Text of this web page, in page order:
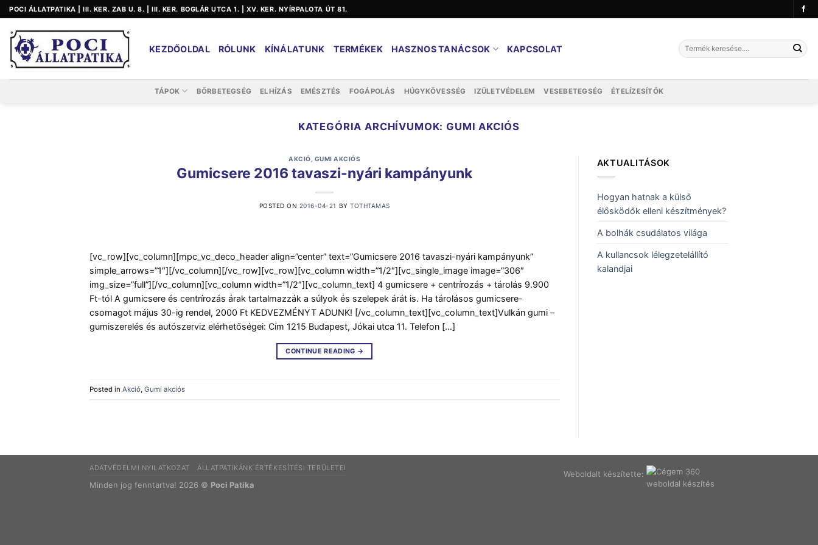
Skip
to
content
POCI ÁLLATPATIKA | III. KER. ZAB U. 8. | III. KER. BOGLÁR UTCA 1. | XV. KER. NYÍRPALOTA ÚT 81.
KEZDŐOLDAL RÓLUNK KÍNÁLATUNK TERMÉKEK HASZNOS TANÁCSOK KAPCSOLAT
Keresés
a
TÁPOK BŐRBETEGSÉG ELHÍZÁS EMÉSZTÉS FOGÁPOLÁS HÚGYKÖVESSÉG IZÜLETVÉDELEM VESEBETEGSÉG ÉTELÍZESÍTŐK
KATEGÓRIA ARCHÍVUMOK: GUMI AKCIÓS
AKCIÓ GUMI AKCIÓS
Gumicsere 2016 tavaszi-nyári kampányunk
POSTED ON 2016-04-21 BYTOTHTAMAS
[vc_row][vc_column][mpc_vc_deco_header align=”center” text=”Gumicsere 2016 tavaszi-nyári kampányunk”
simple_arrows=”1″][/vc_column][/vc_row][vc_row][vc_column width=”1/2″][vc_single_image image=”306″
img_size=”full”][/vc_column][vc_column width=”1/2″][vc_column_text] 4 gumicsere + centrírozás + tárolás 9.900
Ft-tól A gumicsere és centrírozás árak tartalmazzák a súlyok és szelepek árát is. Ha tárolásos gumicsere-
csomagot május 30-ig rendel, 2000 Ft KEDVEZMÉNYT ADUNK! [/vc_column_text][vc_column_text]Vulkán gumi –
gumiszerelés és autószerviz elérhetőségei: Cím 1215 Budapest, Jókai utca 11. Telefon […]
CONTINUE READING →
Posted in Akció, Gumi akciós
AKTUALITÁSOK
Hogyan hatnak a külső
élősködők elleni készítmények?
A bolhák csudálatos világa
A kullancsok lélegzetelállító
kalandjai
Weboldalt készítette:
ADATVÉDELMI NYILATKOZAT ÁLLATPATIKÁNK ÉRTÉKESÍTÉSI TERÜLETEI
Minden jog fenntartva! 2026 © Poci Patika